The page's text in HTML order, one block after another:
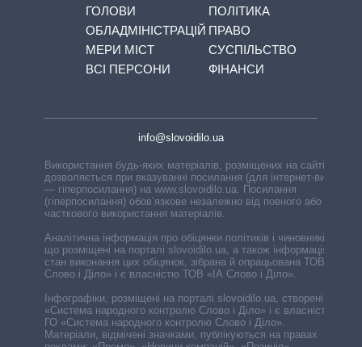
ГОЛОВИ
ОБЛАДМІНІСТРАЦІЙ
МЕРИ МІСТ
ВСІ ПЕРСОНИ
ПОЛІТИКА
ПРАВО
СУСПІЛЬСТВО
ФІНАНСИ
info@slovoidilo.ua
Використання будь-яких матеріалів, розміщених на сайті,
дозволяється при вказуванні посилання (для інтернет-видань
— гіперпосилання) на www.slovoidilo.ua. Посилання
(гіперпосилання) обов’язкове незалежно від повного або
часткового використання матеріалів.
Аналітична інформація про обіцянки політиків і чиновників,
що розміщені на порталі slovoidilo.ua, а також інформація про
стан виконання цих обіцянок, зібрана й опрацьована ТОВ «ІА
Слово і Діло» і є власністю ТОВ «ІА Слово і Діло».
Інфографіки, розміщені на порталі slovoidilo.ua, створені ГО
«Система народного контролю Слово і Діло» і є власністю
ГО «Система народного контролю Слово і Діло».
Матеріали, відмічені значками, публікуються на правах